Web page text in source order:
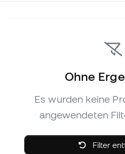
Ohne
Es wurden keine
angewendeten
Filter